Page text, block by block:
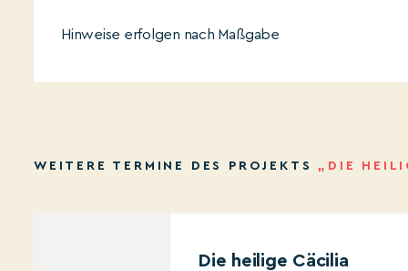
Hinweise erfolgen nach Maßgabe
WEITERE TERMINE DES PROJEKTS „DIE
Die heilige Cäcilia